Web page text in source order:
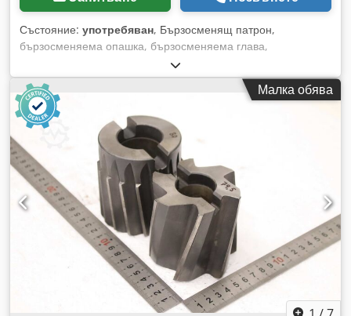
Състояние: употребяван, Бързосменящ патрон,
бързосменяема опашка, бързосменяема глава,
бързозатягащ патрон за пробиване, бързосменяем държач
- Опашка: MK4 - Захват за инструменти: MK4 - Размери: Ø
87/268 мм - Тегло: 4,1 кг Dcodpfx Ahsd R Smyo IskМалка обява